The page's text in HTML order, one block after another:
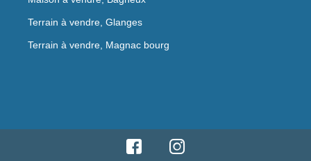
Terrain à vendre, Glanges
Terrain à vendre, Magnac bourg